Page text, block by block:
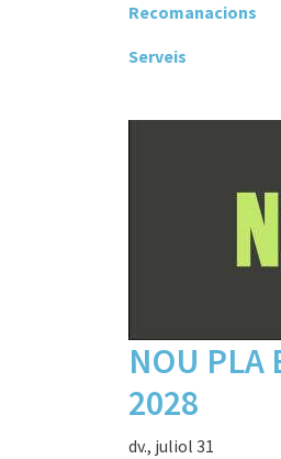
Recomanacions
Serveis
NOU PLA
2028
dv., juliol 31